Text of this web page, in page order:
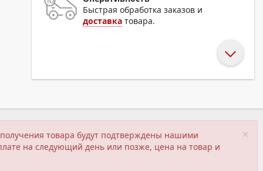
Быстрая обработка заказов и
доставка товара.
×
товара будут подтверждены нашими
на следующий день или позже, цена на товар и